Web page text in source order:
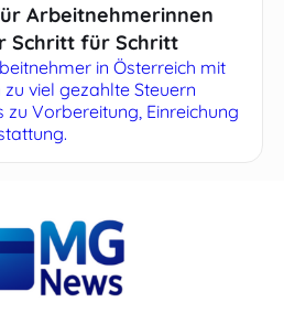
Arbeitnehmerinnen
Schritt für Schritt
in Österreich mit
viel gezahlte Steuern
Vorbereitung, Einreichung